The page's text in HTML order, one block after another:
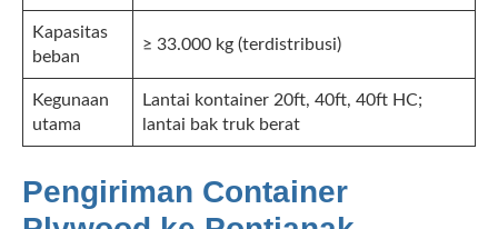
Kapasitas
beban
≥ 33.000 kg (terdistribusi)
Kegunaan
utama
Lantai kontainer 20ft, 40ft, 40ft HC;
lantai bak truk berat
Pengiriman Container